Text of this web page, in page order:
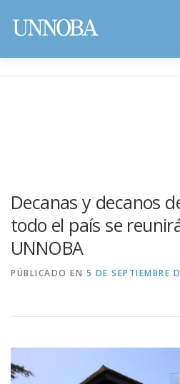
Decanas y decanos
todo el país se
UNNOBA
PÚBLICADO EN 5 DE SEPTIEMBRE